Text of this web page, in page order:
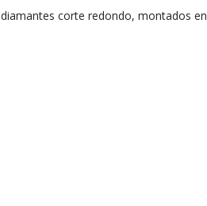
corte redondo, montados en